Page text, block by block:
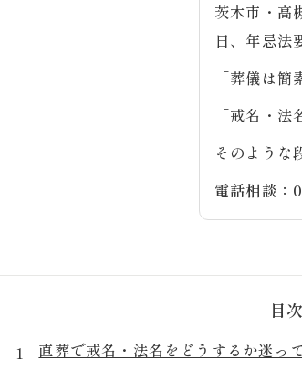
茨木市・高
日、年忌法
「葬儀は
「戒名・
そのような
電話相談：
目次
直葬で戒名・法名をどうするか迷っ